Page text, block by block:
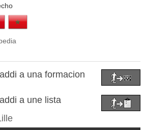
a una formacion
a une lista